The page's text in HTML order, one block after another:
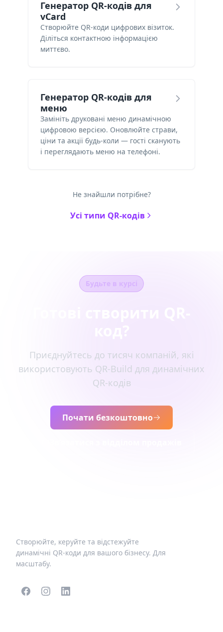
Генератор QR-кодів для
vCard
Створюйте QR-коди цифрових візиток.
Діліться контактною інформацією
миттєво.
Генератор QR-кодів для
меню
Замініть друковані меню динамічною
цифровою версією. Оновлюйте страви,
ціни та акції будь-коли — гості сканують
і переглядають меню на телефоні.
Не знайшли потрібне?
Усі типи QR-кодів
Будьте в курсі
Приєднуйтесь до тисяч компаній, які
використовують QR-Build для динамічних
QR-кодів
Почати безкоштовно
Створюйте, керуйте та відстежуйте
динамічні QR-коди для вашого бізнесу. Для
масштабу.